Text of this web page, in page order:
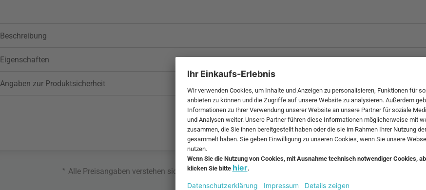
Beschreibung
Eigenschaften
Angaben zur Produktsicherheit
* Alle Preisangaben verstehen sich inklusive MwSt. und zzgl.